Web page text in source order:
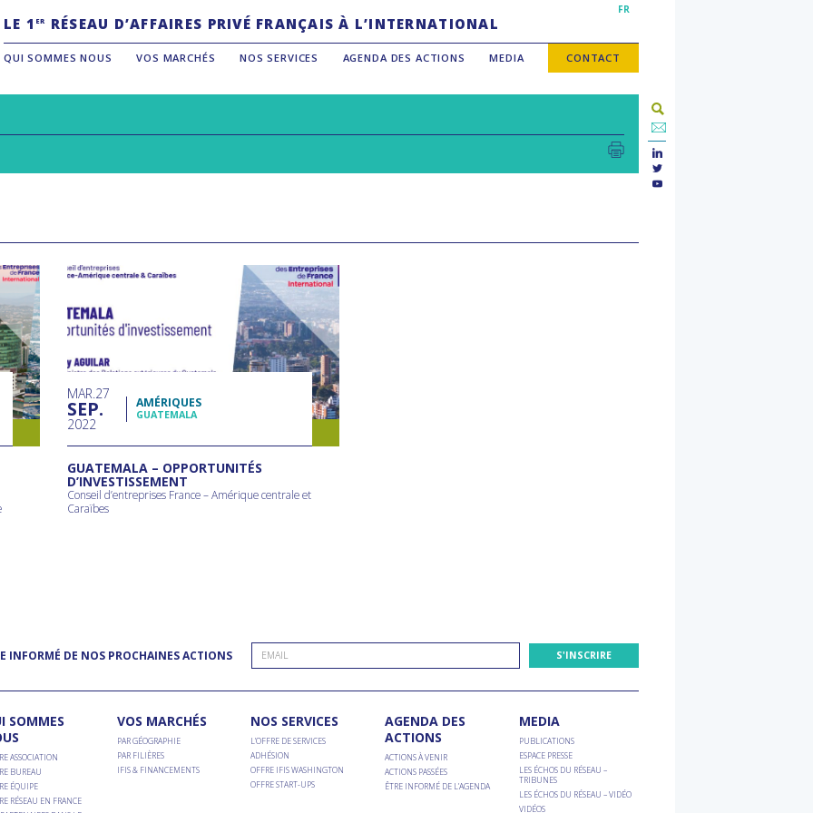
FR
LE 1 ER RÉSEAU D’AFFAIRES PRIVÉ FRANÇAIS À L’INTERNATIONAL
QUI SOMMES NOUS VOS MARCHÉS NOS SERVICES AGENDA DES ACTIONS MEDIA CONTACT
MAR 27
SEP
2022
AMÉRIQUES
GUATEMALA
GUATEMALA – OPPORTUNITÉS
D’INVESTISSEMENT
Conseil d’entreprises France – Amérique centrale et
Caraïbes
INFORMÉ DE NOS PROCHAINES ACTIONS
SOMMES
ASSOCIATION
BUREAU
ÉQUIPE
RÉSEAU EN FRANCE
VOS MARCHÉS
PAR GÉOGRAPHIE
PAR FILIÈRES
IFIS & FINANCEMENTS
NOS SERVICES
L’OFFRE DE SERVICES
ADHÉSION
OFFRE IFIS WASHINGTON
OFFRE START-UPS
AGENDA DES
ACTIONS
ACTIONS À VENIR
ACTIONS PASSÉES
ÊTRE INFORMÉ DE L’AGENDA
MEDIA
PUBLICATIONS
ESPACE PRESSE
LES ÉCHOS DU RÉSEAU –
TRIBUNES
LES ÉCHOS DU RÉSEAU – VIDÉO
VIDÉOS